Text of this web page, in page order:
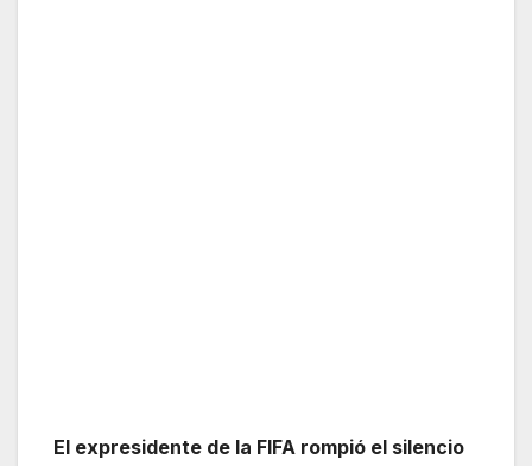
El expresidente de la FIFA rompió el silencio